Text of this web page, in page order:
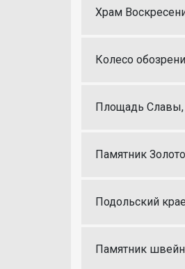
Храм
Колесо
Площадь
Памятник
Подольский
Памятник